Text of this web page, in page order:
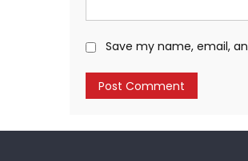
Save my name, email,